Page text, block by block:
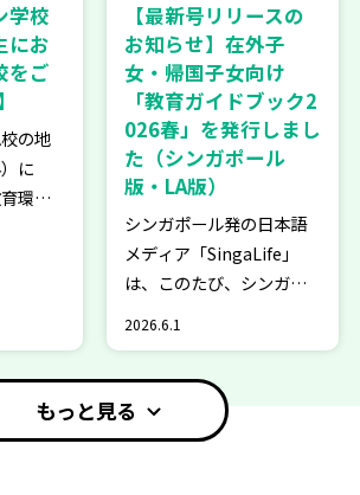
学校
にお
をご
の地
に
環境
ま
帰国
くだ
【最新号リリースの
お知らせ】在外子
女・帰国子女向け
「教育ガイドブック2
026春」を発行しまし
た（シンガポール
版・LA版）
シンガポール発の日本語
メディア「SingaLife」
は、このたび、シンガポ
「教育ガイドブック2026
春」を発行いたしまし
2026.6.1
もっと見る